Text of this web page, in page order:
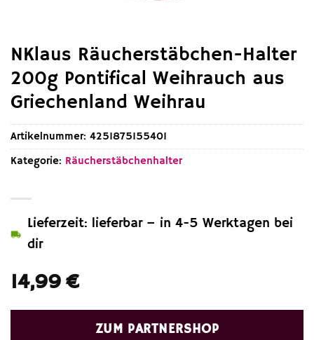
NKlaus Räucherstäbchen-Halter
200g Pontifical Weihrauch aus
Griechenland Weihrau
14,99€
Lieferzeit: lieferbar – in 4-5 Werktagen bei
dir
ZUM PARTNERSHOP
Artikelnummer: 4251875155401
Kategorie: Räucherstäbchenhalter